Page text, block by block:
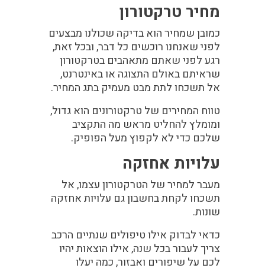
מחיר טרקטורון
כמובן שמחיר הוא בדיקה שכולנו מבצעים
לפני שאנחנו רוכשים כל דבר, ובכל זאת,
רגע לפני שאתם מתאהבים בטרקטורון
שראיתם באולם התצוגה או באינטרנט,
אל תשכחו לתת מבט מעמיק בתג המחיר.
טווח המחירים של טרקטורונים הוא גדול,
ומומלץ להחליט מראש מה התקציב
שלכם כדי לא לקפוץ מעל הפופיק.
עלויות אחזקה
מעבר למחיר של הטרקטורון עצמו, אל
תשכחו לקחת בחשבון גם עלויות אחזקה
שונות.
כדאי לבדוק אילו טיפולים שנתיים הרכב
צריך לעבור בכל שנה, אילו הוצאות יהיו
לכם על שיפורים ואבזור, כמה יעלו